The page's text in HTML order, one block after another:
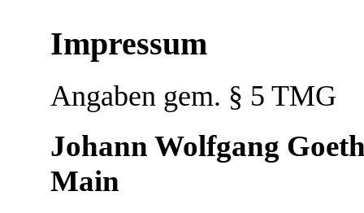
Impressum
Angaben gem. § 5 TMG
Johann Wolfgang
Main